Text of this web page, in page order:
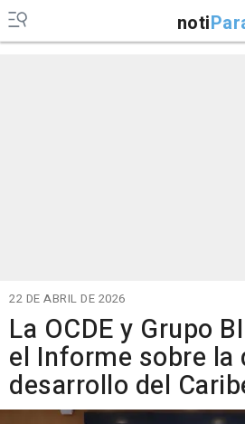
noti
22 DE ABRIL DE 2026
La OCDE y Grupo
el Informe sobre la
desarrollo del